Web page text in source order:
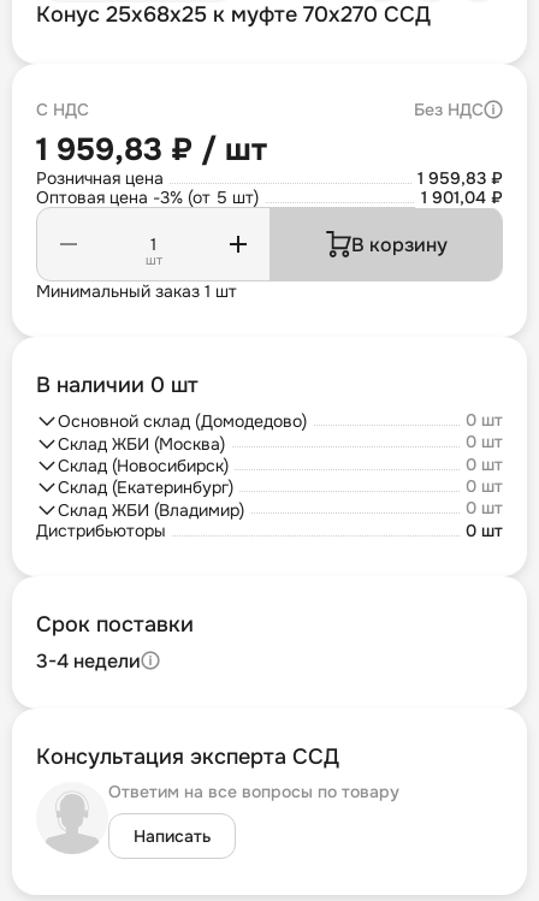
Конус 25х68х25 к муфте 70х270 ССД
С НДС Без НДС
1 959,83 ₽ / шт
Розничная цена
1 959,83 ₽
Оптовая цена -3% (от 5 шт)
1 901,04 ₽
шт
В корзину
Минимальный заказ 1 шт
В наличии 0 шт
Основной склад (Домодедово)
0 шт
Склад ЖБИ (Москва)
0 шт
Склад (Новосибирск)
0 шт
Склад (Екатеринбург)
0 шт
Склад ЖБИ (Владимир)
0 шт
Дистрибьюторы
0 шт
Срок поставки
3-4 недели
Консультация эксперта ССД
Ответим на все вопросы по товару
Написать